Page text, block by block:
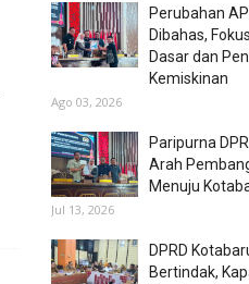
Perubahan
Dibahas,
Dasar dan
Kemiskinan
Ago 03, 2026
Paripurna
Arah
Menuju
Jul 13, 2026
DPRD
Bertindak,